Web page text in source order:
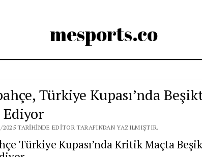
mesports.co
Türkiye Kupası’nda
TARIHINDE EDITOR TARAFINDAN YAZILMIŞTIR.
Türkiye Kupası’nda Kritik Maçta